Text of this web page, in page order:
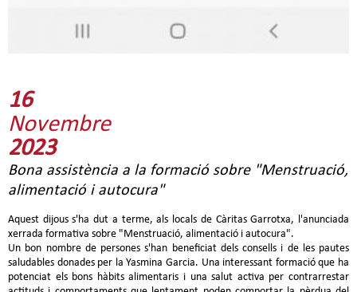
16
Novembre
2023
Bona assistència a la formació sobre "Menstruació,
alimentació i autocura"
Aquest dijous s'ha dut a terme, als locals de Càritas Garrotxa, l'anunciada
xerrada formativa sobre "Menstruació, alimentació i autocura".
Un bon nombre de persones s'han beneficiat dels consells i de les pautes
saludables donades per la Yasmina Garcia. Una interessant formació que ha
potenciat els bons hàbits alimentaris i una salut activa per contrarrestar